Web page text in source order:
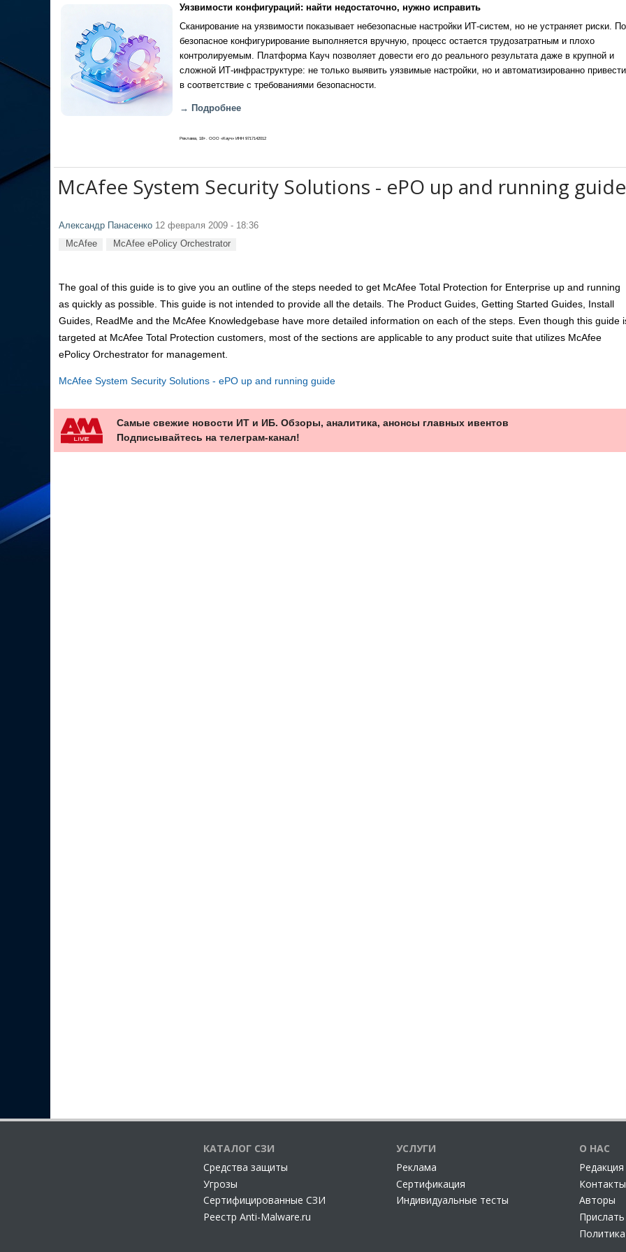
Уязвимости конфигураций: найти недостаточно, нужно исправить
Сканирование на уязвимости показывает небезопасные настройки ИТ-систем, но не устраняет риски.
безопасное конфигурирование выполняется вручную, процесс остается трудозатратным и плохо
контролируемым. Платформа Кауч позволяет довести его до реального результата даже в крупной и
сложной ИТ-инфраструктуре: не только выявить уязвимые настройки, но и автоматизированно
в соответствие с требованиями безопасности.
→ Подробнее
Реклама, 18+. ООО «Кауч» ИНН 9717142012
McAfee System Security Solutions - ePO up and running guide
Александр Панасенко 12 февраля 2009 - 18:36
McAfee McAfee ePolicy Orchestrator
The goal of this guide is to give you an outline of the steps needed to get McAfee Total Protection for Enterprise up and running
as quickly as possible. This guide is not intended to provide all the details. The Product Guides, Getting Started Guides, Install
Guides, ReadMe and the McAfee Knowledgebase have more detailed information on each of the steps. Even though this guide
targeted at McAfee Total Protection customers, most of the sections are applicable to any product suite that utilizes McAfee
ePolicy Orchestrator for management.
McAfee System Security Solutions - ePO up and running guide
Самые свежие новости ИТ и ИБ. Обзоры, аналитика, анонсы главных ивентов
Подписывайтесь на телеграм-канал!
КАТАЛОГ СЗИ
Cредства защиты
Угрозы
Сертифицированные СЗИ
Реестр Anti-Malware.ru
УСЛУГИ
Реклама
Сертификация
Индивидуальные тесты
О НАС
Редакция
Контакты
Авторы